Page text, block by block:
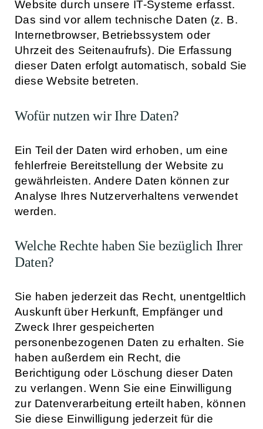
Website durch unsere IT-Systeme erfasst.
Das sind vor allem technische Daten (z. B.
Internetbrowser, Betriebssystem oder
Uhrzeit des Seitenaufrufs). Die Erfassung
dieser Daten erfolgt automatisch, sobald Sie
diese Website betreten.
Wofür nutzen wir Ihre Daten?
Ein Teil der Daten wird erhoben, um eine
fehlerfreie Bereitstellung der Website zu
gewährleisten. Andere Daten können zur
Analyse Ihres Nutzerverhaltens verwendet
werden.
Welche Rechte haben Sie bezüglich Ihrer
Daten?
Sie haben jederzeit das Recht, unentgeltlich
Auskunft über Herkunft, Empfänger und
Zweck Ihrer gespeicherten
personenbezogenen Daten zu erhalten. Sie
haben außerdem ein Recht, die
Berichtigung oder Löschung dieser Daten
zu verlangen. Wenn Sie eine Einwilligung
zur Datenverarbeitung erteilt haben, können
Sie diese Einwilligung jederzeit für die